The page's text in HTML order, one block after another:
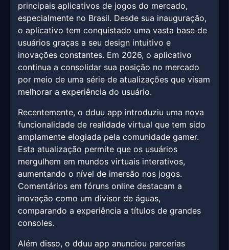
principais aplicativos de jogos do mercado,
especialmente no Brasil. Desde sua inauguração,
o aplicativo tem conquistado uma vasta base de
usuários graças a seu design intuitivo e
inovações constantes. Em 2026, o aplicativo
continua a consolidar sua posição no mercado
por meio de uma série de atualizações que visam
melhorar a experiência do usuário.
Recentemente, o dduu app introduziu uma nova
funcionalidade de realidade virtual que tem sido
amplamente elogiada pela comunidade gamer.
Esta atualização permite que os usuários
mergulhem em mundos virtuais interativos,
aumentando o nível de imersão nos jogos.
Comentários em fóruns online destacam a
inovação como um divisor de águas,
comparando a experiência a títulos de grandes
consoles.
Além disso, o dduu app anunciou parcerias